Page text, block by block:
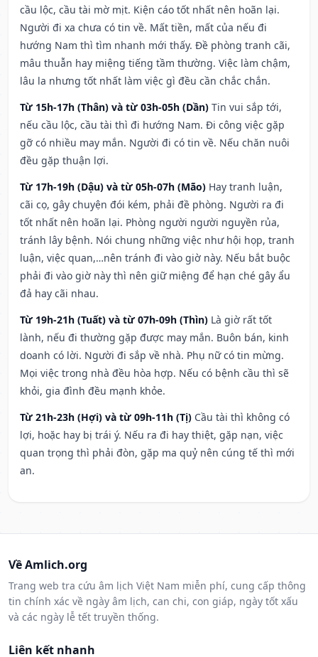
cầu lộc, cầu tài mờ mịt. Kiện cáo tốt nhất nên hoãn lại.
Người đi xa chưa có tin về. Mất tiền, mất của nếu đi
hướng Nam thì tìm nhanh mới thấy. Đề phòng tranh cãi,
mâu thuẫn hay miệng tiếng tầm thường. Việc làm chậm,
lâu la nhưng tốt nhất làm việc gì đều cần chắc chắn.
Từ 15h-17h (Thân) và từ 03h-05h (Dần) Tin vui sắp tới,
nếu cầu lộc, cầu tài thì đi hướng Nam. Đi công việc gặp
gỡ có nhiều may mắn. Người đi có tin về. Nếu chăn nuôi
đều gặp thuận lợi.
Từ 17h-19h (Dậu) và từ 05h-07h (Mão) Hay tranh luận,
cãi cọ, gây chuyện đói kém, phải đề phòng. Người ra đi
tốt nhất nên hoãn lại. Phòng người người nguyền rủa,
tránh lây bệnh. Nói chung những việc như hội họp, tranh
luận, việc quan,…nên tránh đi vào giờ này. Nếu bắt buộc
phải đi vào giờ này thì nên giữ miệng để hạn ché gây ẩu
đả hay cãi nhau.
Từ 19h-21h (Tuất) và từ 07h-09h (Thìn) Là giờ rất tốt
lành, nếu đi thường gặp được may mắn. Buôn bán, kinh
doanh có lời. Người đi sắp về nhà. Phụ nữ có tin mừng.
Mọi việc trong nhà đều hòa hợp. Nếu có bệnh cầu thì sẽ
khỏi, gia đình đều mạnh khỏe.
Từ 21h-23h (Hợi) và từ 09h-11h (Tị) Cầu tài thì không có
lợi, hoặc hay bị trái ý. Nếu ra đi hay thiệt, gặp nạn, việc
quan trọng thì phải đòn, gặp ma quỷ nên cúng tế thì mới
an.
Về Amlich.org
Trang web tra cứu âm lịch Việt Nam miễn phí, cung cấp thông
tin chính xác về ngày âm lịch, can chi, con giáp, ngày tốt xấu
và các ngày lễ tết truyền thống.
Liên kết nhanh